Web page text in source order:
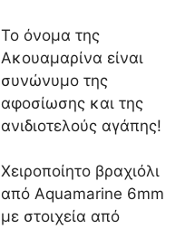
Το όνομα της
Ακουαμαρίνα είναι
συνώνυμο της
αφοσίωσης και της
ανιδιοτελούς αγάπης!
Χειροποίητο βραχιόλι
από Aquamarine 6mm
με στοιχεία από